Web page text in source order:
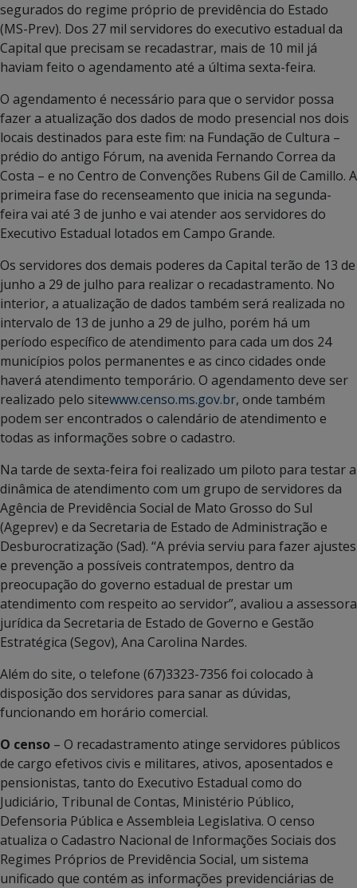
segurados do regime próprio de previdência do Estado
(MS-Prev). Dos 27 mil servidores do executivo estadual da
Capital que precisam se recadastrar, mais de 10 mil já
haviam feito o agendamento até a última sexta-feira.
O agendamento é necessário para que o servidor possa
fazer a atualização dos dados de modo presencial nos dois
locais destinados para este fim: na Fundação de Cultura –
prédio do antigo Fórum, na avenida Fernando Correa da
Costa – e no Centro de Convenções Rubens Gil de Camillo. A
primeira fase do recenseamento que inicia na segunda-
feira vai até 3 de junho e vai atender aos servidores do
Executivo Estadual lotados em Campo Grande.
Os servidores dos demais poderes da Capital terão de 13 de
junho a 29 de julho para realizar o recadastramento. No
interior, a atualização de dados também será realizada no
intervalo de 13 de junho a 29 de julho, porém há um
período específico de atendimento para cada um dos 24
municípios polos permanentes e as cinco cidades onde
haverá atendimento temporário. O agendamento deve ser
realizado pelo sitewww.censo.ms.gov.br, onde também
podem ser encontrados o calendário de atendimento e
todas as informações sobre o cadastro.
Na tarde de sexta-feira foi realizado um piloto para testar a
dinâmica de atendimento com um grupo de servidores da
Agência de Previdência Social de Mato Grosso do Sul
(Ageprev) e da Secretaria de Estado de Administração e
Desburocratização (Sad). “A prévia serviu para fazer ajustes
e prevenção a possíveis contratempos, dentro da
preocupação do governo estadual de prestar um
atendimento com respeito ao servidor”, avaliou a assessora
jurídica da Secretaria de Estado de Governo e Gestão
Estratégica (Segov), Ana Carolina Nardes.
Além do site, o telefone (67)3323-7356 foi colocado à
disposição dos servidores para sanar as dúvidas,
funcionando em horário comercial.
O censo – O recadastramento atinge servidores públicos
de cargo efetivos civis e militares, ativos, aposentados e
pensionistas, tanto do Executivo Estadual como do
Judiciário, Tribunal de Contas, Ministério Público,
Defensoria Pública e Assembleia Legislativa. O censo
atualiza o Cadastro Nacional de Informações Sociais dos
Regimes Próprios de Previdência Social, um sistema
unificado que contém as informações previdenciárias de